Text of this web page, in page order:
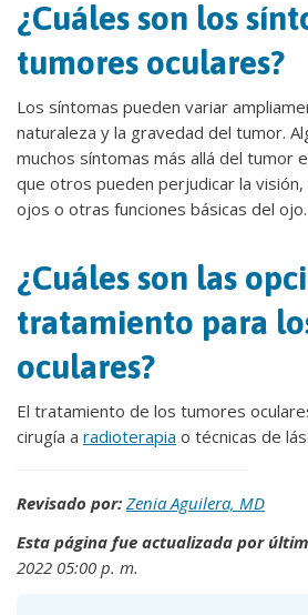
¿Cuáles son los
tumores oculares?
Los síntomas pueden variar
naturaleza y la gravedad del tumor.
muchos síntomas más allá del tumor
que otros pueden perjudicar la
ojos o otras funciones básicas del ojo.
¿Cuáles son las
tratamiento para
oculares?
El tratamiento de los tumores
cirugía a radioterapia o técnicas de
Revisado por: Zenia Aguilera, MD
Esta página fue actualizada por
2022 05:00 p. m.